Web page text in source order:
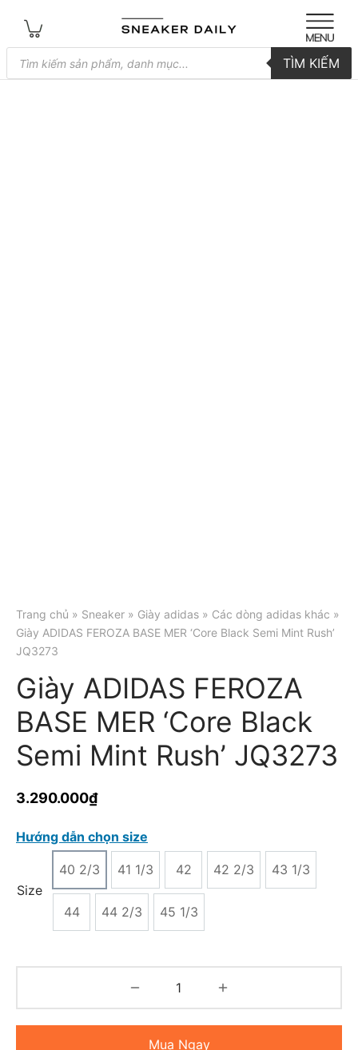
Tìm
kiếm
sản
TÌM KIẾM
Trang chủ » Sneaker » Giày adidas » Các dòng adidas khác »
Giày ADIDAS FEROZA BASE MER ‘Core Black Semi Mint Rush’
JQ3273
Giày ADIDAS FEROZA
BASE MER ‘Core Black
Semi Mint Rush’ JQ3273
3.290.000₫
Hướng dẫn chọn size
Size
40 2/3 41 1/3 42 42 2/3 43 1/3
44 44 2/3 45 1/3
Mua Ngay